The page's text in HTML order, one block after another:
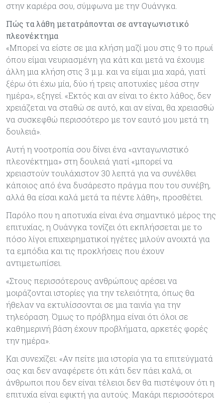
στην καριέρα σου, σύμφωνα με την Ουάνγκα.
Πώς τα λάθη μετατράπονται σε ανταγωνιστικό
πλεονέκτημα
«Μπορεί να είστε σε μια κλήση μαζί μου στις 9 το πρωί
όπου είμαι νευριασμένη για κάτι και μετά να έχουμε
άλλη μια κλήση στις 3 μ.μ. και να είμαι μια χαρά, γιατί
ξέρω ότι έχω μία, δύο ή τρεις αποτυχίες μέσα στην
ημέρα», εξηγεί. «Εκτός και αν είναι το έκτο λάθος, δεν
χρειάζεται να σταθώ σε αυτό, και αν είναι, θα χρειασθώ
να συσκεφθώ περισσότερο με τον εαυτό μου μετά τη
δουλειά».
Αυτή η νοοτροπία σου δίνει ένα «ανταγωνιστικό
πλεονέκτημα» στη δουλειά γιατί «μπορεί να
χρειαστούν τουλάχιστον 30 λεπτά για να συνέλθει
κάποιος από ένα δυσάρεστο πράγμα που του συνέβη,
αλλά θα είσαι καλά μετά τα πέντε λάθη», προσθέτει.
Παρόλο που η αποτυχία είναι ένα σημαντικό μέρος της
επιτυχίας, η Ουάνγκα τονίζει ότι εκπλήσσεται με το
πόσο λίγοι επιχειρηματικοί ηγέτες μιλούν ανοιχτά για
τα εμπόδια και τις προκλήσεις που έχουν
αντιμετωπίσει.
«Στους περισσότερους ανθρώπους αρέσει να
μοιράζονται ιστορίες για την τελειότητα, όπως θα
ήθελαν να εκτυλίσσονται σε μια ταινία για την
τηλεόραση. Όμως το πρόβλημα είναι ότι όλοι σε
καθημερινή βάση έχουν προβλήματα, αρκετές φορές
την ημέρα».
Και συνεχίζει: «Αν πείτε μια ιστορία για τα επιτεύγματά
σας και δεν αναφέρετε ότι κάτι δεν πάει καλά, οι
άνθρωποι που δεν είναι τέλειοι δεν θα πιστέψουν ότι η
επιτυχία είναι εφικτή για αυτούς. Μακάρι περισσότεροι